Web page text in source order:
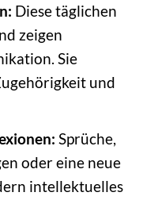
Diese täglichen
zeigen
Sie
und
Sprüche,
oder eine neue
intellektuelles